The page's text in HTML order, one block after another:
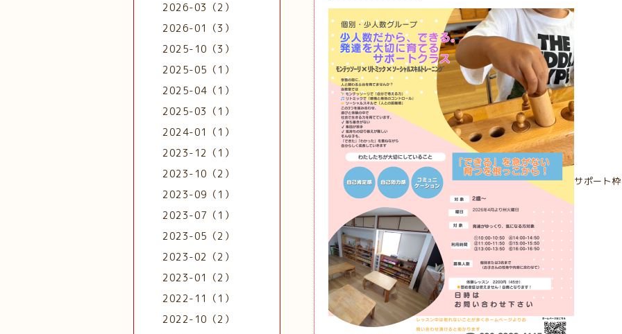
サポート
2026-03（2）
2026-01（3）
2025-10（3）
2025-05（1）
2025-04（1）
2025-03（1）
2024-01（1）
2023-12（1）
2023-10（2）
2023-09（1）
2023-07（1）
2023-05（2）
2023-02（2）
2023-01（2）
2022-11（1）
2022-10（2）